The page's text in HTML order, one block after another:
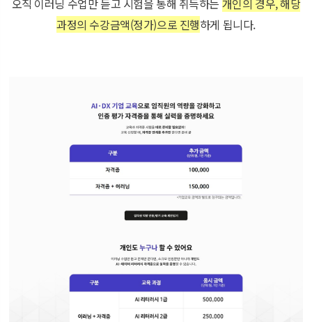
과정의 수강금액(정가)으로 진행하게 됩니다.